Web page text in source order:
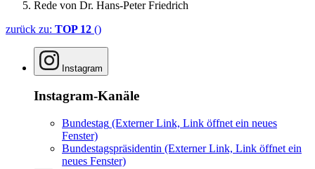
Rede von Dr. Hans-Peter Friedrich
zurück zu: TOP 12 ()
Instagram
Instagram-Kanäle
Bundestag (Externer Link, Link öffnet ein neues
Fenster)
Bundestagspräsidentin (Externer Link, Link öffnet ein
neues Fenster)